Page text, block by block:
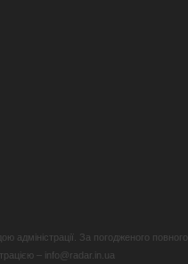
За погодженого
– info@radar.in.ua